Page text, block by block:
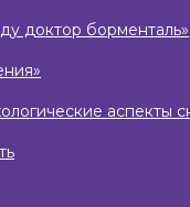
доктор борменталь»
аспекты